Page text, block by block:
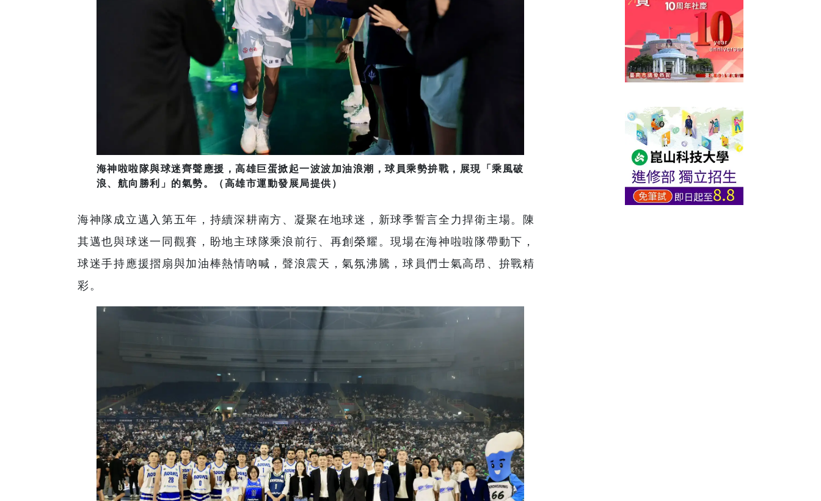
海神啦啦隊與球迷齊聲應援，高雄巨蛋掀起一波波加油浪潮，球員乘勢拚戰，展現「乘風破
浪、航向勝利」的氣勢。（高雄市運動發展局提供）
海神隊成立邁入第五年，持續深耕南方、凝聚在地球迷，新球季誓言全力捍衛主場。陳
其邁也與球迷一同觀賽，盼地主球隊乘浪前行、再創榮耀。現場在海神啦啦隊帶動下，
球迷手持應援摺扇與加油棒熱情吶喊，聲浪震天，氣氛沸騰，球員們士氣高昂、拚戰精
彩。